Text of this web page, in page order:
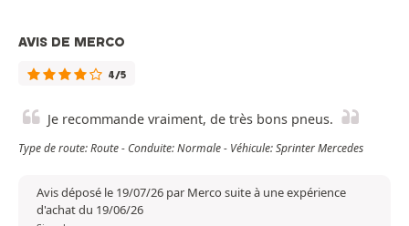
AVIS DE MERCO
4/5
Je recommande vraiment, de très bons pneus.
Type de route: Route - Conduite: Normale - Véhicule: Sprinter Mercedes
Avis déposé le 19/07/26 par Merco suite à une expérience
d'achat du 19/06/26